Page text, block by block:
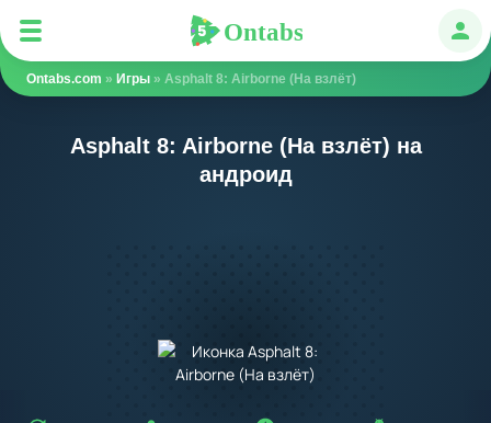
Ontabs
Ontabs.com » Игры » Asphalt 8: Airborne (На взлёт)
Asphalt 8: Airborne (На взлёт) на
андроид